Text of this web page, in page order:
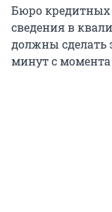
Бюро кредитных
сведения в
должны сделать
минут с